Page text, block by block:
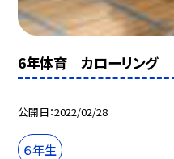
6年体育 カローリング
公開日 2022/02/28
６年生